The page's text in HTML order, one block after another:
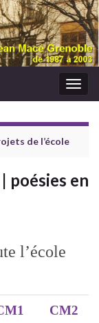
de l’école
poésies en
l’école
CM2